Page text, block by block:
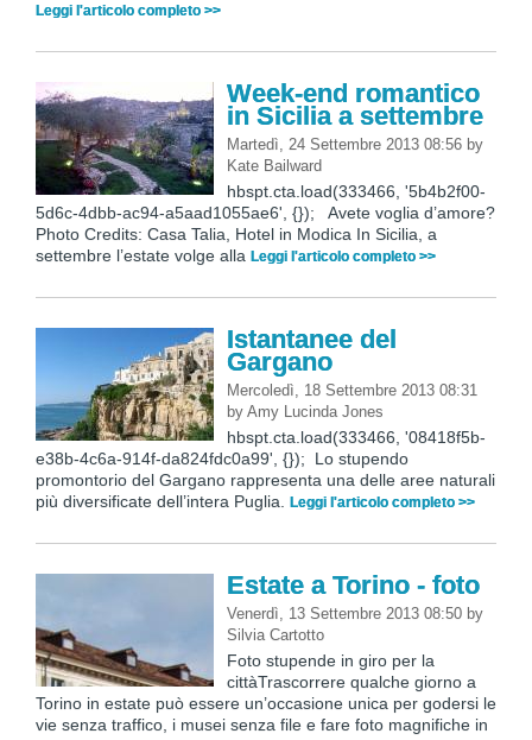
Leggi l'articolo completo >>
Week-end romantico
in Sicilia a settembre
Martedì, 24 Settembre 2013 08:56 by
Kate Bailward
hbspt.cta.load(333466, '5b4b2f00-
5d6c-4dbb-ac94-a5aad1055ae6', {}); Avete voglia d’amore?
Photo Credits: Casa Talia, Hotel in Modica In Sicilia, a
settembre l’estate volge alla Leggi l'articolo completo >>
Istantanee del
Gargano
Mercoledì, 18 Settembre 2013 08:31
by Amy Lucinda Jones
hbspt.cta.load(333466, '08418f5b-
e38b-4c6a-914f-da824fdc0a99', {}); Lo stupendo
promontorio del Gargano rappresenta una delle aree naturali
più diversificate dell’intera Puglia. Leggi l'articolo completo >>
Estate a Torino - foto
Venerdì, 13 Settembre 2013 08:50 by
Silvia Cartotto
Foto stupende in giro per la
cittàTrascorrere qualche giorno a
Torino in estate può essere un’occasione unica per godersi le
vie senza traffico, i musei senza file e fare foto magnifiche in